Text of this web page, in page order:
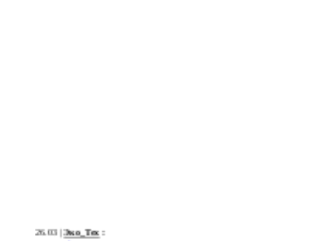
26.03 |Эко_Тех
Monarch Lotus - улавливает